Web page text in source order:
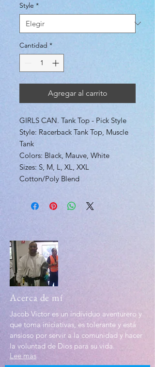
Style *
Cantidad *
Agregar al carrito
GIRLS CAN. Tank Top - Pick Style
Style: Racerback Tank Top, Muscle
Tank
Colors: Black, Mauve, White
Sizes: S, M, L, XL, XXL
Cotton/Poly Blend
Acerca de mí
Jacob Victor es un individuo aventurero y
que toma iniciativas, es tolerante y está
ansioso por servir a la comunidad y hacer
la voluntad de Dios para su vida.
Lee mas